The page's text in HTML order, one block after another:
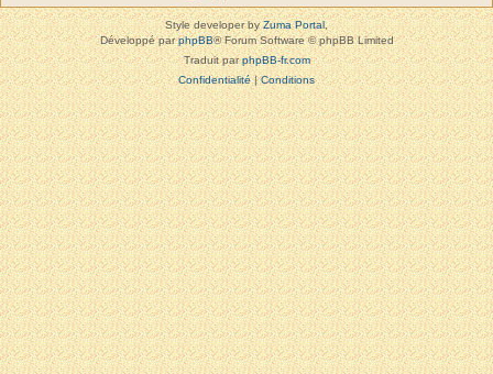
Style developer byZuma Portal,
Développé parphpBB® Forum Software © phpBB Limited
Traduit parphpBB-fr.com
Confidentialité|Conditions